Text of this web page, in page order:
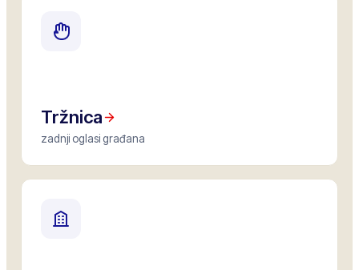
Tržnica
zadnji oglasi građana